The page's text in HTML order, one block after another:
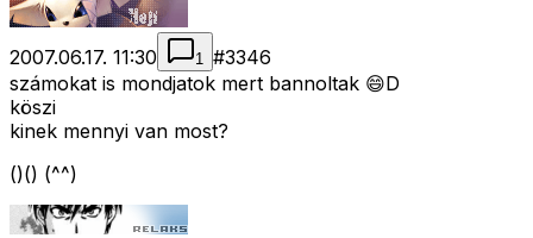
2007.06.17. 11:30 1 #3346
számokat is mondjatok mert bannoltak 😄D
köszi
kinek mennyi van most?
()() (^^)